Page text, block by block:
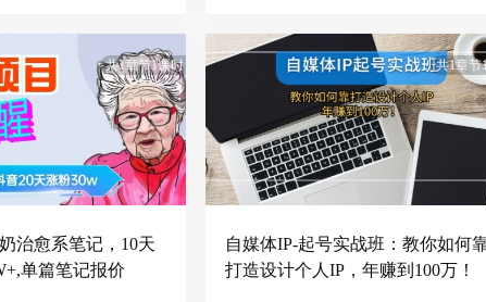
共1章节1课时
治愈系笔记，10天
单篇笔记报价
共1章节
自媒体IP-起号实战班：教你如何
打造设计个人IP，年赚到100万！